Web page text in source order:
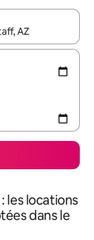
les en utilisant
les locations
dans le